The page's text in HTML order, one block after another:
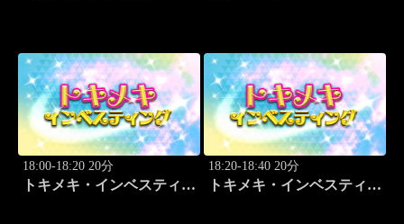
18:00-18:20 20分
トキメキ・インベスティン
18:20-18:40 20分
トキメキ・インベスティン